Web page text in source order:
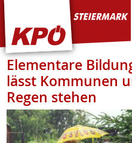
KPÖ Steiermark
Elementare
lässt Kommunen
Regen stehen